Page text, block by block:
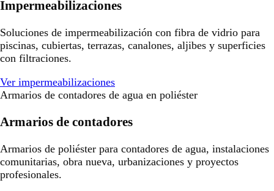
Impermeabilizaciones
Soluciones de impermeabilización con fibra de vidrio para
piscinas, cubiertas, terrazas, canalones, aljibes y superficies
con filtraciones.
Ver impermeabilizaciones
Armarios de contadores de agua en poliéster
Armarios de contadores
Armarios de poliéster para contadores de agua, instalaciones
comunitarias, obra nueva, urbanizaciones y proyectos
profesionales.